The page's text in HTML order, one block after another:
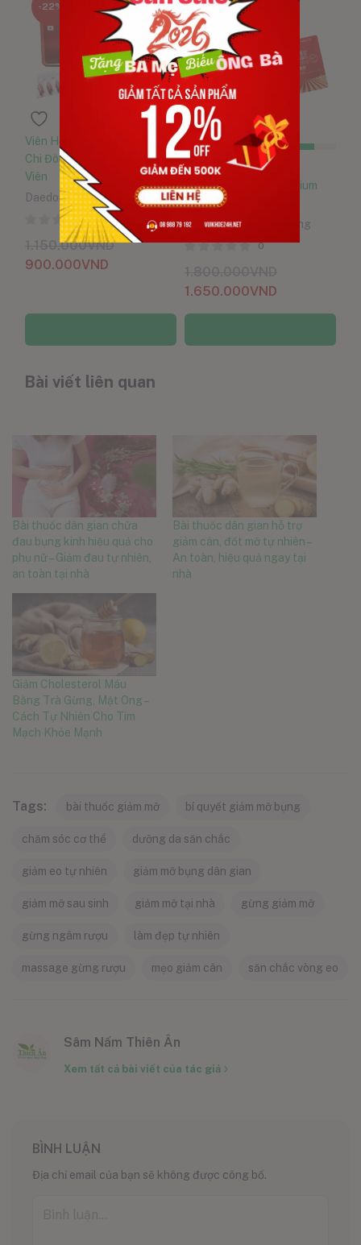
-22%
Viên Hồng Sâm Nhung Linh
Chi Đông Trùng Hạ Thảo 120
Viên
Daedong Korea Ginseng
0
1.150.000VND
900.000VND
-8%
Đã bán: 8560/10000
Nước Hồng Sâm Premium
Hàn Quốc Hộp 30 Gói
Daedong Korea Ginseng
0
1.650.000VND
Bài viết liên quan
Bài thuốc dân gian chữa
đau bụng kinh hiệu quả cho
phụ nữ – Giảm đau tự nhiên,
an toàn tại nhà
Bài thuốc dân gian hỗ trợ
giảm cân, đốt mỡ tự nhiên –
An toàn, hiệu quả ngay tại
nhà
Giảm Cholesterol Máu
Bằng Trà Gừng, Mật Ong –
Cách Tự Nhiên Cho Tim
Mạch Khỏe Mạnh
Tags: bài thuốc giảm mỡ bí quyết giảm mỡ bụng
chăm sóc cơ thể dưỡng da săn chắc
giảm eo tự nhiên giảm mỡ bụng dân gian
giảm mỡ sau sinh giảm mỡ tại nhà gừng giảm mỡ
gừng ngâm rượu làm đẹp tự nhiên
massage gừng rượu mẹo giảm cân săn chắc vòng eo
Sâm Nấm Thiên Ân
Xem tất cả bài viết của tác giả
BÌNH LUẬN
Địa chỉ email của bạn sẽ không được công bố.